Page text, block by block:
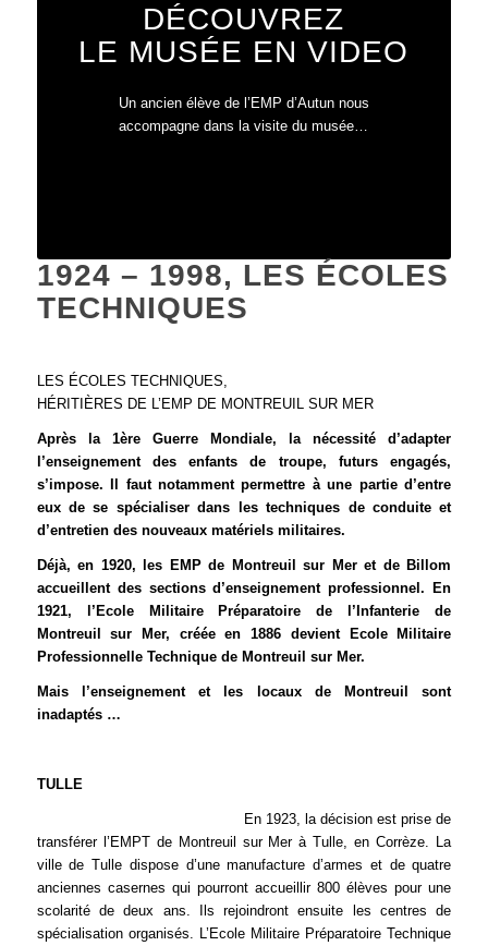
DÉCOUVREZ
LE MUSÉE EN VIDEO
Un ancien élève de l’EMP d’Autun nous
accompagne dans la visite du musée…
1924 – 1998, LES ÉCOLES
TECHNIQUES
LES ÉCOLES TECHNIQUES,
HÉRITIÈRES DE L’EMP DE MONTREUIL SUR MER
Après la 1ère Guerre Mondiale, la nécessité d’adapter
l’enseignement des enfants de troupe, futurs engagés,
s’impose. Il faut notamment permettre à une partie d’entre
eux de se spécialiser dans les techniques de conduite et
d’entretien des nouveaux matériels militaires.
Déjà, en 1920, les EMP de Montreuil sur Mer et de Billom
accueillent des sections d’enseignement professionnel. En
1921, l’Ecole Militaire Préparatoire de l’Infanterie de
Montreuil sur Mer, créée en 1886 devient Ecole Militaire
Professionnelle Technique de Montreuil sur Mer.
Mais l’enseignement et les locaux de Montreuil sont
inadaptés …
TULLE
En 1923, la décision est prise de
transférer l’EMPT de Montreuil sur Mer à Tulle, en Corrèze. La
ville de Tulle dispose d’une manufacture d’armes et de quatre
anciennes casernes qui pourront accueillir 800 élèves pour une
scolarité de deux ans. Ils rejoindront ensuite les centres de
spécialisation organisés. L’Ecole Militaire Préparatoire Technique